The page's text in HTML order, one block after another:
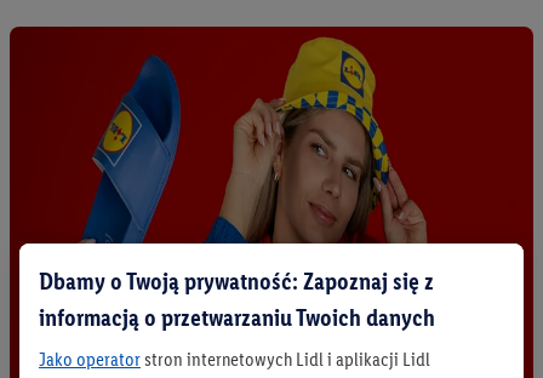
Dbamy o Twoją prywatność: Zapoznaj się z
informacją o przetwarzaniu Twoich danych
Jako operatorstron internetowych Lidl i aplikacji Lidl